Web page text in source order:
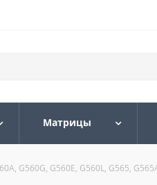
Матрицы
G560G, G560E, G560L, G565,